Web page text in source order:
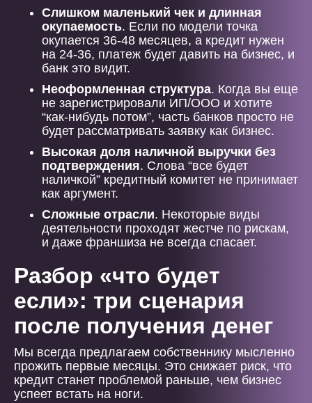
Слишком маленький чек и длинная
окупаемость. Если по модели точка
окупается 36-48 месяцев, а кредит нужен
на 24-36, платеж будет давить на бизнес, и
банк это видит.
Неоформленная структура. Когда вы еще
не зарегистрировали ИП/ООО и хотите
“как-нибудь потом”, часть банков просто не
будет рассматривать заявку как бизнес.
Высокая доля наличной выручки без
подтверждения. Слова “все будет
наличкой” кредитный комитет не принимает
как аргумент.
Сложные отрасли. Некоторые виды
деятельности проходят жестче по рискам,
и даже франшиза не всегда спасает.
Разбор «что будет
если»: три сценария
после получения денег
Мы всегда предлагаем собственнику мысленно
прожить первые месяцы. Это снижает риск, что
кредит станет проблемой раньше, чем бизнес
успеет встать на ноги.